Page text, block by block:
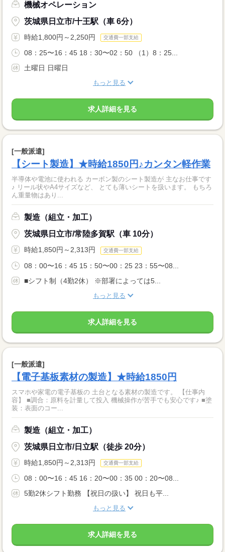
機械オペレーション
茨城県日立市/十王駅（車 6分）
時給1,800円～2,250円 交通費一部支給
08：25〜16：45 18：30〜02：50 （1）8：25...
土曜日 日曜日
もっと見る
求人詳細を見る
[一般派遣]
【シート製造】★時給1850円♪カンタン軽作業
半導体や電池に使われる カーボン製のシート製造が 主なお仕事です
♪ リール状やA4サイズなど、 とても薄いシートを扱います。 もちろ
ん重量物はあり...
製造（組立・加工）
茨城県日立市/常陸多賀駅（車 10分）
時給1,850円～2,313円 交通費一部支給
08：00〜16：45 15：50〜00：25 23：55〜08...
■シフト制（4勤2休） ※部署によっては5...
もっと見る
求人詳細を見る
[一般派遣]
【電子基板素材の製造】★時給1850円
スマホや家電の電子基板の 土台となる素材の製造です。 【仕事内
容】 ■調合：原料を計量して投入 機械操作が苦手でも安心です♪ ■塗
装：表面のコー...
製造（組立・加工）
茨城県日立市/日立駅（徒歩 20分）
時給1,850円～2,313円 交通費一部支給
08：00〜16：45 16：20〜00：35 00：20〜08...
5勤2休シフト勤務 【祝日の扱い】 祝日も平...
もっと見る
求人詳細を見る